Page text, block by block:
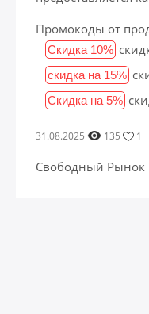
Промокоды от
Скидка 10%
скидка на 15%
Скидка на 5%
31.08.2025 135 1
Свободный Рынок